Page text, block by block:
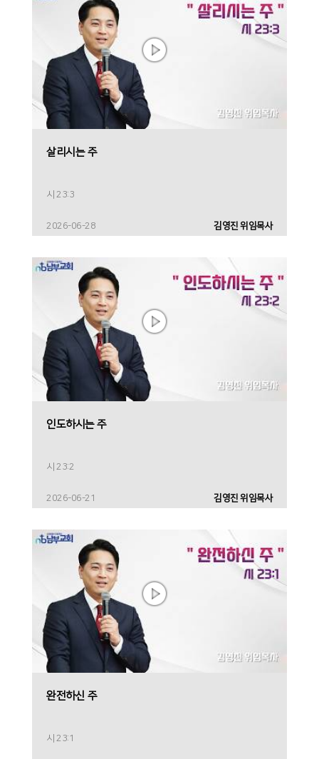
살리시는 주
시 23:3
2026-06-28 김영진 위임목사
인도하시는 주
시 23:2
2026-06-21 김영진 위임목사
완전하신 주
시 23:1